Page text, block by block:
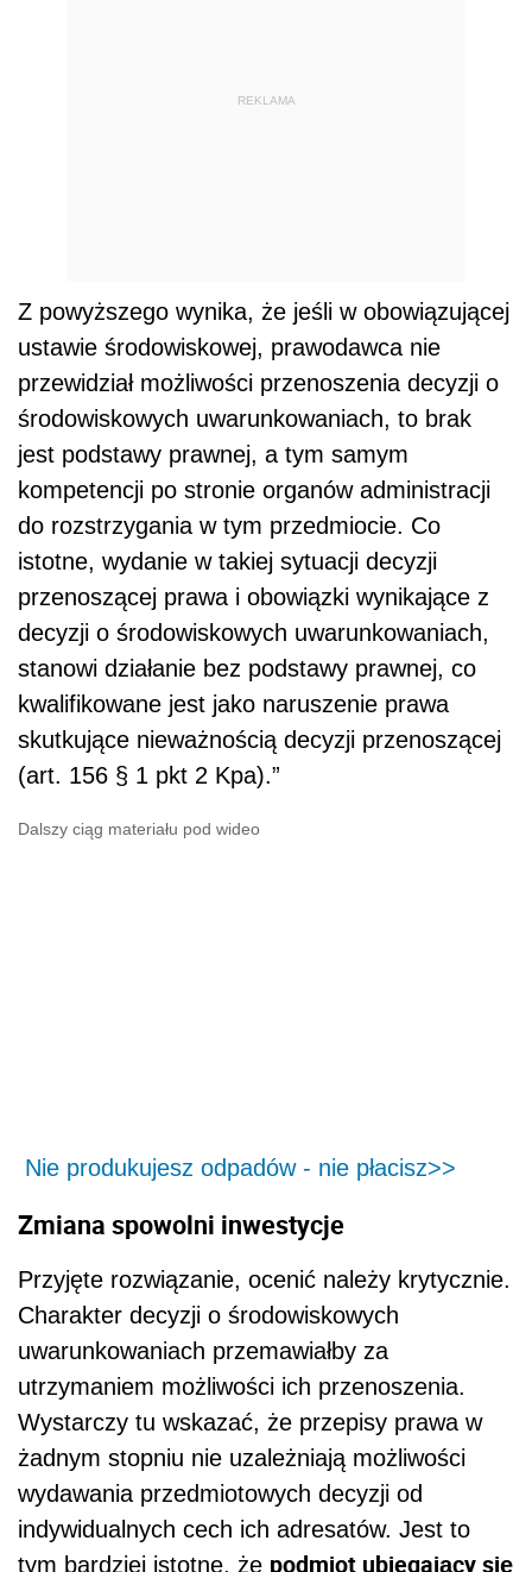
REKLAMA
Z powyższego wynika, że jeśli w obowiązującej
ustawie środowiskowej, prawodawca nie
przewidział możliwości przenoszenia decyzji o
środowiskowych uwarunkowaniach, to brak
jest podstawy prawnej, a tym samym
kompetencji po stronie organów administracji
do rozstrzygania w tym przedmiocie. Co
istotne, wydanie w takiej sytuacji decyzji
przenoszącej prawa i obowiązki wynikające z
decyzji o środowiskowych uwarunkowaniach,
stanowi działanie bez podstawy prawnej, co
kwalifikowane jest jako naruszenie prawa
skutkujące nieważnością decyzji przenoszącej
(art. 156 § 1 pkt 2 Kpa).”
Dalszy ciąg materiału pod wideo
Nie produkujesz odpadów - nie płacisz>>
Zmiana spowolni inwestycje
Przyjęte rozwiązanie, ocenić należy krytycznie.
Charakter decyzji o środowiskowych
uwarunkowaniach przemawiałby za
utrzymaniem możliwości ich przenoszenia.
Wystarczy tu wskazać, że przepisy prawa w
żadnym stopniu nie uzależniają możliwości
wydawania przedmiotowych decyzji od
indywidualnych cech ich adresatów. Jest to
tym bardziej istotne, że podmiot ubiegający się